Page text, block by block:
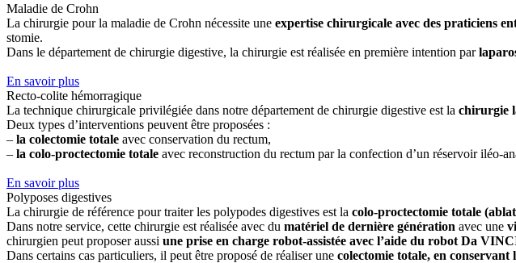
Maladie de Crohn
La chirurgie pour la maladie de Crohn nécessite une expertise chirurgicale avec des praticiens
stomie.
Dans le département de chirurgie digestive, la chirurgie est réalisée en première intention par
En savoir plus
Recto-colite hémorragique
La technique chirurgicale privilégiée dans notre département de chirurgie digestive est la chirurgie
Deux types d’interventions peuvent être proposées :
– la colectomie totale avec conservation du rectum,
– la colo-proctectomie totale avec reconstruction du rectum par la confection d’un réservoir iléo-
En savoir plus
Polyposes digestives
La chirurgie de référence pour traiter les polypodes digestives est la colo-proctectomie totale
Dans notre service, cette chirurgie est réalisée avec du matériel de dernière génération avec une
chirurgien peut proposer aussi une prise en charge robot-assistée avec l’aide du robot Da
Dans certains cas particuliers, il peut être proposé de réaliser une colectomie totale, en conservant